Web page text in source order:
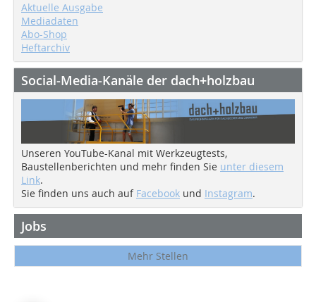
Aktuelle Ausgabe
Mediadaten
Abo-Shop
Heftarchiv
Social-Media-Kanäle der dach+holzbau
Unseren YouTube-Kanal mit Werkzeugtests,
Baustellenberichten und mehr finden Sie unter diesem
Link.
Sie finden uns auch auf Facebook und Instagram.
Jobs
Mehr Stellen